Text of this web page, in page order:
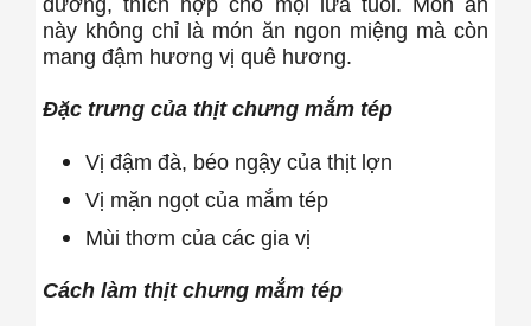
dưỡng, thích hợp cho mọi lứa tuổi. Món ăn
này không chỉ là món ăn ngon miệng mà còn
mang đậm hương vị quê hương.
Đặc trưng của thịt chưng mắm tép
Vị đậm đà, béo ngậy của thịt lợn
Vị mặn ngọt của mắm tép
Mùi thơm của các gia vị
Cách làm thịt chưng mắm tép